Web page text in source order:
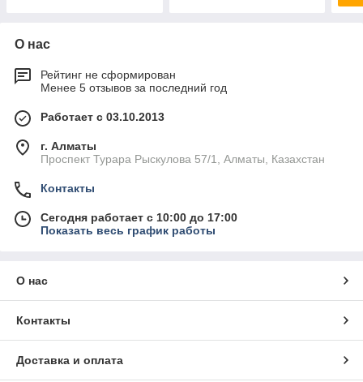
О нас
Рейтинг не сформирован
Менее 5 отзывов за последний год
Работает с 03.10.2013
г. Алматы
Проспект Турара Рыскулова 57/1, Алматы, Казахстан
Контакты
Сегодня работает с 10:00 до 17:00
Показать весь график работы
О нас
Контакты
Доставка и оплата